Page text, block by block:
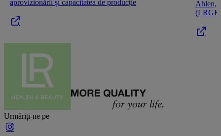
aprovizionării și capacitatea de producție
Ahlen,
Urmăriți-ne pe